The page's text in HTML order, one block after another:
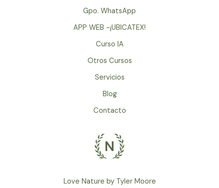
Gpo. WhatsApp
APP WEB -¡UBICATEX!
Curso IA
Otros Cursos
Servicios
Blog
Contacto
Love Nature by Tyler Moore